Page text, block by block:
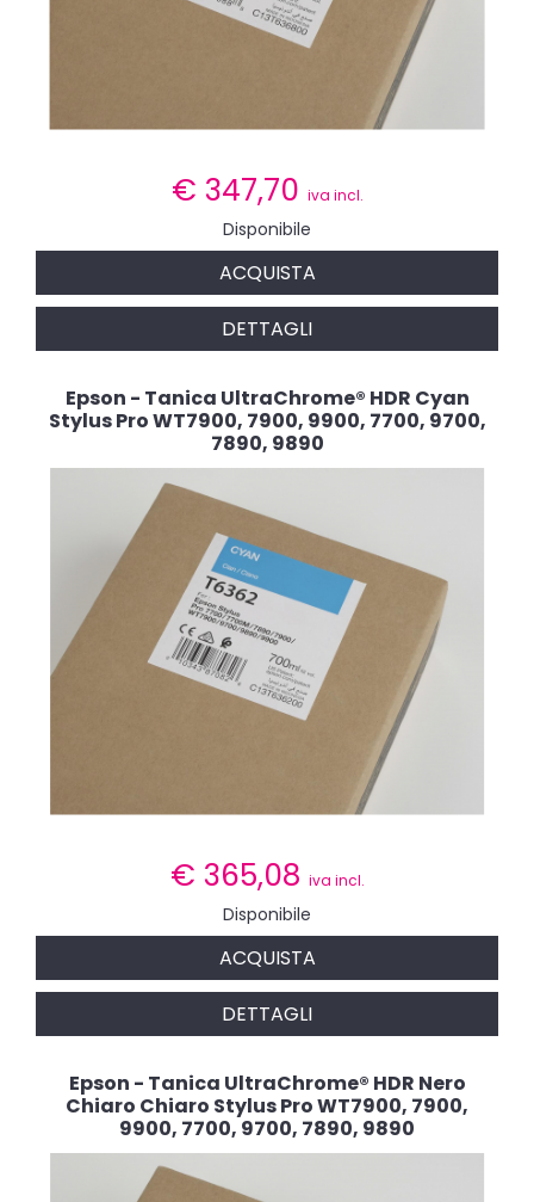
€ 347,70 iva incl.
Disponibile
ACQUISTA
DETTAGLI
Epson - Tanica UltraChrome® HDR Cyan
Stylus Pro WT7900, 7900, 9900, 7700, 9700,
7890, 9890
€ 365,08 iva incl.
Disponibile
ACQUISTA
DETTAGLI
Epson - Tanica UltraChrome® HDR Nero
Chiaro Chiaro Stylus Pro WT7900, 7900,
9900, 7700, 9700, 7890, 9890